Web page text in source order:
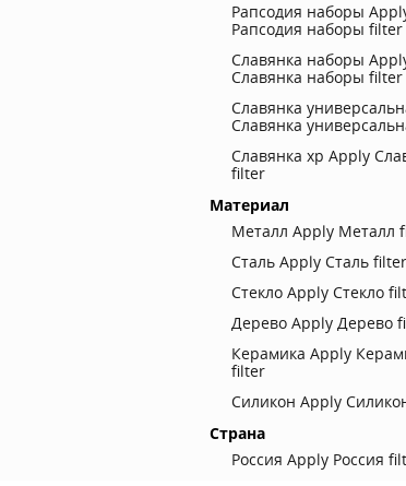
Рапсодия наборы
Рапсодия наборы filter
Славянка наборы
Славянка наборы filter
Славянка
Славянка
Славянка хр Apply
filter
Материал
Металл Apply Металл
Сталь Apply Сталь filter
Стекло Apply Стекло
Дерево Apply Дерево
Керамика Apply
filter
Силикон Apply
Страна
Россия Apply Россия